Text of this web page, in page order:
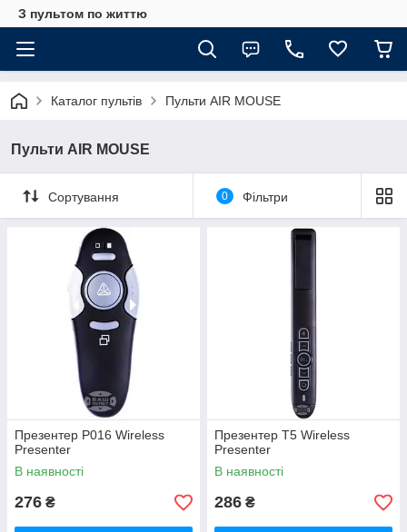
З пультом по життю
Каталог пультів Пульти AIR MOUSE
Пульти AIR MOUSE
Сортування 0 Фільтри
Презентер P016 Wireless
Presenter
В наявності
276 ₴
Презентер T5 Wireless
Presenter
В наявності
286 ₴